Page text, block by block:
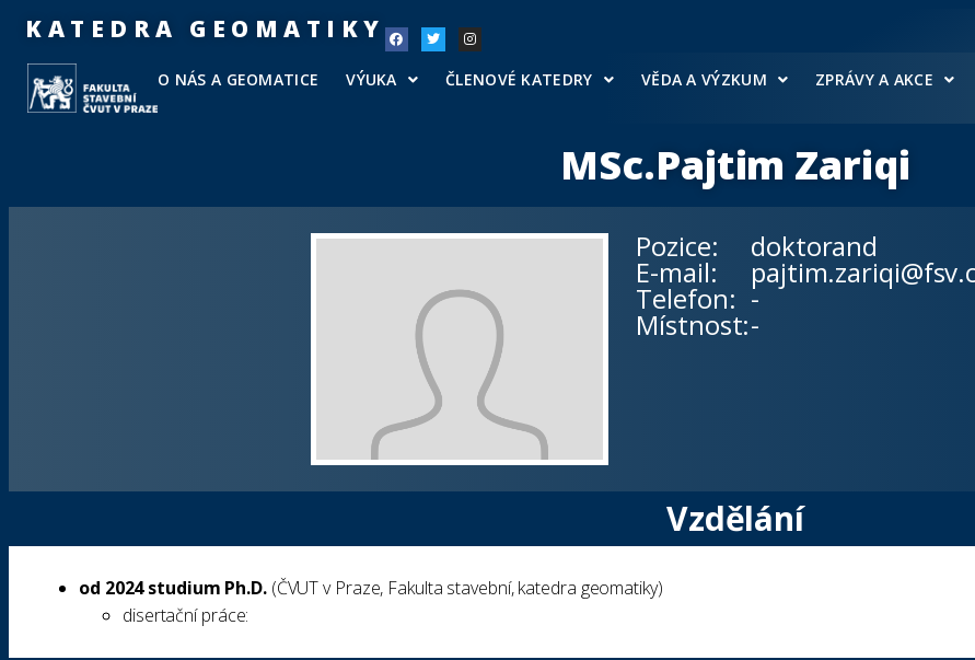
KATEDRA GEOMATIKY
O NÁS A GEOMATICE VÝUKA ČLENOVÉ KATEDRY VĚDA A VÝZKUM ZPRÁVY A AKCE
MSc.Pajtim Zariqi
Pozice:
E-mail:
Telefon:
Místnost:
doktorand
-
-
Vzdělání
od 2024 studium Ph.D.(ČVUT v Praze, Fakulta stavební, katedra geomatiky)
disertační práce: